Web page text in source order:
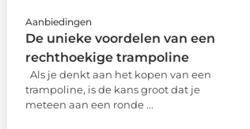
Aanbiedingen
De unieke voordelen van een
rechthoekige trampoline
Als je denkt aan het kopen van een
trampoline, is de kans groot dat je
meteen aan een ronde ...